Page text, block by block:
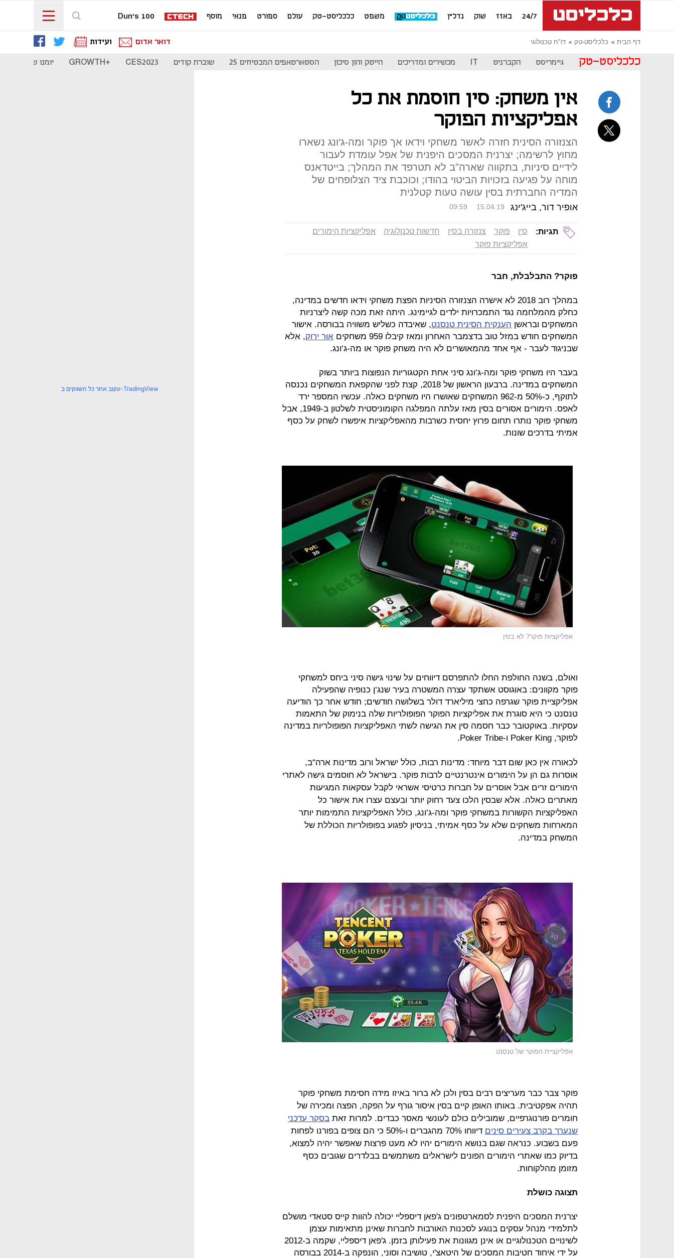
24/7 באזז שוק נדל"ן משפט כלכליסט-טק עולם ספורט פנאי מוסף Dun's 100
דף הבית כלכליסט-טק דו"ח טכנולוגי דואר אדום ועידות
כלכליסט-טק גיימריסט הקברניט IT מכשירים ומדריכים הייטק והון סיכון הסטארטאפים המבטיחים 25 שוברת קודים CES2023
+GROWTH יומנו של
אין משחק: סין חוסמת את כל
אפליקציות הפוקר
הצנזורה הסינית חזרה לאשר משחקי וידאו אך פוקר ומה-ג‘ונג נשארו
מחוץ לרשימה; יצרנית המסכים היפנית של אפל עומדת לעבור
לידיים סיניות, בתקווה שארה"ב לא תטרפד את המהלך; בייטדאנס
מוחה על פגיעה בזכויות הביטוי בהודו; וכוכבת ציד הצלופחים של
המדיה החברתית בסין עושה טעות קטלנית
אופיר דור, בייג'ינג 09:59 15.04.19
תגיות: סין פוקר צנזורה בסין חדשות טכנולוגיה
אפליקציות הימורים
אפליקציות פוקר
פוקר? התבלבלת, חבר
במהלך רוב 2018 לא אישרה הצנזורה הסיניות הפצת משחקי וידאו חדשים במדינה,
כחלק מהמלחמה נגד התמכרויות ילדים לגיימינג. היתה זאת מכה קשה ליצרניות
המשחקים ובראשן הענקית הסינית טנסנט, שאיבדה כשליש משוויה בבורסה. אישור
המשחקים חודש במזל טוב בדצמבר האחרון ומאז קיבלו 959 משחקים
אור ירוק, אלא
שבניגוד לעבר - אף אחד מהמאושרים לא היה משחק פוקר או מה-ג‘ונג.
בעבר היו משחקי פוקר ומה-ג‘ונג סיני אחת הקטגוריות הנפוצות ביותר בשוק
המשחקים במדינה. ברבעון הראשון של 2018, קצת לפני שהקפאת המשחקים נכנסה
לתוקף, כ-50% מ-962 המשחקים שאושרו היו משחקים כאלה. עכשיו המספר ירד
לאפס. הימורים אסורים בסין מאז עלתה המפלגה הקומוניסטית לשלטון ב-1949, אבל
משחקי פוקר נותרו תחום פרוץ יחסית כשרבות מהאפליקציות איפשרו לשחק על כסף
אמיתי בדרכים שונות.
אפליקציות פוקר? לא בסין
ואולם, בשנה החולפת החלו להתפרסם דיווחים על שינוי גישה סיני ביחס למשחקי
פוקר מקוונים: באוגוסט אשתקד עצרה המשטרה בעיר שנג‘ן כנופיה שהפעילה
אפליקציית פוקר שגרפה כחצי מיליארד דולר בשלושה חודשים; חודש אחר כך הודיעה
טנסנט כי היא סוגרת את אפליקציות הפוקר הפופולריות שלה בנימוק של התאמות
עסקיות. באוקטובר כבר חסמה סין את הגישה לשתי האפליקציות הפופולריות במדינה
לפוקר, Poker King ו-Poker Tribe.
לכאורה אין כאן שום דבר מיוחד: מדינות רבות, כולל ישראל ורוב מדינות ארה“ב,
אוסרות גם הן על הימורים אינטרנטיים לרבות פוקר. בישראל לא חוסמים גישה לאתרי
הימורים זרים אבל אוסרים על חברות כרטיסי אשראי לקבל עסקאות המגיעות
מאתרים כאלה. אלא שבסין הלכו צעד רחוק יותר ובעצם עצרו את אישור כל
האפליקציות הקשורות במשחקי פוקר ומה-ג‘ונג, כולל האפליקציות התמימות יותר
המארחות משחקים שלא על כסף אמיתי, בניסיון לפגוע בפופולריות הכוללת של
המשחק במדינה.
אפליקציית הפוקר של טנסנט
פוקר צבר כבר מעריצים רבים בסין ולכן לא ברור באיזו מידה חסימת משחקי פוקר
תהיה אפקטיבית. באותו האופן קיים בסין איסור גורף על הפקה, הפצה ומכירה של
חומרים פורנוגרפיים, שמובילים כולם לעונשי מאסר כבדים. למרות זאת בסקר עדכני
שנערך בקרב צעירים סינים
דיווחו 70% מהגברים ו-50% כי הם צופים בפורנו לפחות
פעם בשבוע. כנראה שגם בנושא הימורים יהיו לא מעט פרצות שאפשר יהיה למצוא,
בדיוק כמו שאתרי הימורים הפונים לישראלים משתמשים בבלדרים שגובים כסף
מזומן מהלקוחות.
תצוגה כושלת
יצרנית המסכים היפנית לסמארטפונים ג'פאן דיספליי יכולה להוות קייס סטאדי מושלם
לתלמידי מנהל עסקים בנוגע לסכנות האורבות לחברות שאינן מתאימות עצמן
לשינויים הטכנולוגיים או אינן מגוונות את פעילותן בזמן. ג'פאן דיספליי, שקמה ב-2012
על ידי איחוד חטיבות המסכים של היטאצ'י, טושיבה וסוני, הונפקה ב-2014 בבורסה
עקוב אחר כל השווקים ב-TradingView